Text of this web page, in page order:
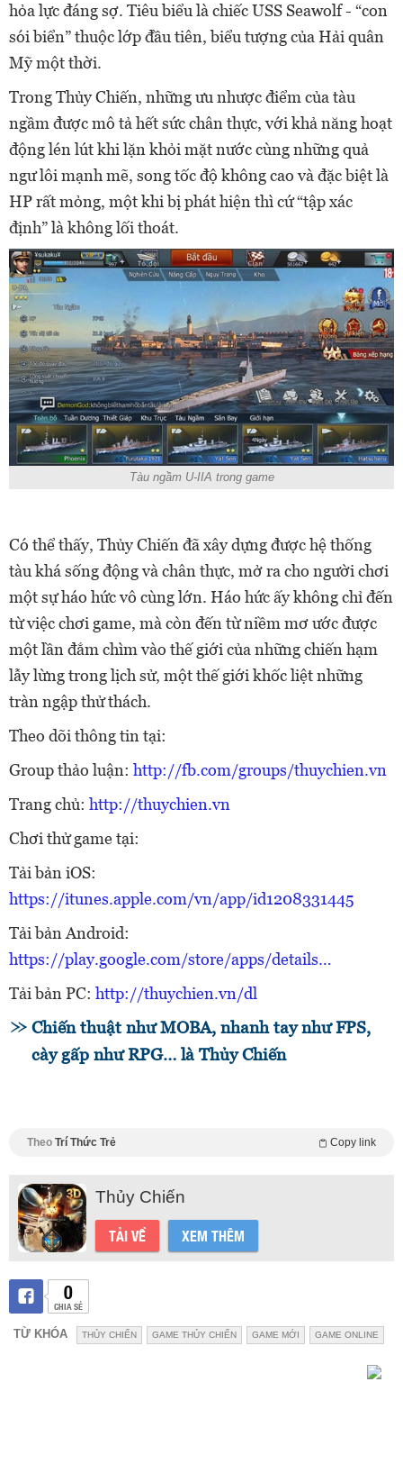
hỏa lực đáng sợ. Tiêu biểu là chiếc USS Seawolf - “con
sói biển” thuộc lớp đầu tiên, biểu tượng của Hải quân
Mỹ một thời.
Trong Thủy Chiến, những ưu nhược điểm của tàu
ngầm được mô tả hết sức chân thực, với khả năng hoạt
động lén lút khi lặn khỏi mặt nước cùng những quả
ngư lôi mạnh mẽ, song tốc độ không cao và đặc biệt là
HP rất mỏng, một khi bị phát hiện thì cứ “tập xác
định” là không lối thoát.
Tàu ngầm U-IIA trong game
Có thể thấy, Thủy Chiến đã xây dựng được hệ thống
tàu khá sống động và chân thực, mở ra cho người chơi
một sự háo hức vô cùng lớn. Háo hức ấy không chỉ đến
từ việc chơi game, mà còn đến từ niềm mơ ước được
một lần đắm chìm vào thế giới của những chiến hạm
lẫy lừng trong lịch sử, một thế giới khốc liệt những
tràn ngập thử thách.
Theo dõi thông tin tại:
Group thảo luận: http://fb.com/groups/thuychien.vn
Trang chủ: http://thuychien.vn
Chơi thử game tại:
Tải bản iOS:
https://itunes.apple.com/vn/app/id1208331445
Tải bản Android:
https://play.google.com/store/apps/details…
Tải bản PC: http://thuychien.vn/dl
Chiến thuật như MOBA, nhanh tay như FPS,
cày gấp như RPG… là Thủy Chiến
Theo Trí Thức Trẻ Copy link
Thủy Chiến
TẢI VỀ XEM THÊM
0
CHIA SẺ
TỪ KHÓA THỦY CHIẾN GAME THỦY CHIẾN GAME MỚI GAME ONLINE